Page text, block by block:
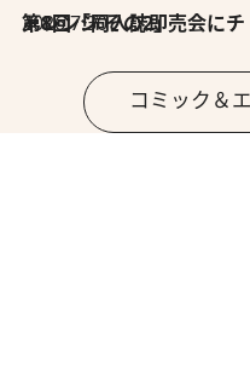
2026.7.30
第8回「同人誌即売会にチャレンジ その2」
コミック＆